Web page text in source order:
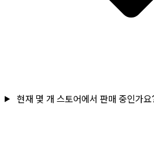
현재 몇 개 스토어에서 판매 중인가요